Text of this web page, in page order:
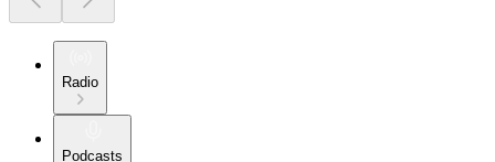
Radio
Podcasts